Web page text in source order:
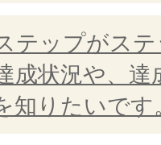
テップがス
成状況や、達
知りたいです